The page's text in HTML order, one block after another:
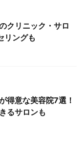
クリニック・サロ
リングも
得意な美容院7選！
るサロンも